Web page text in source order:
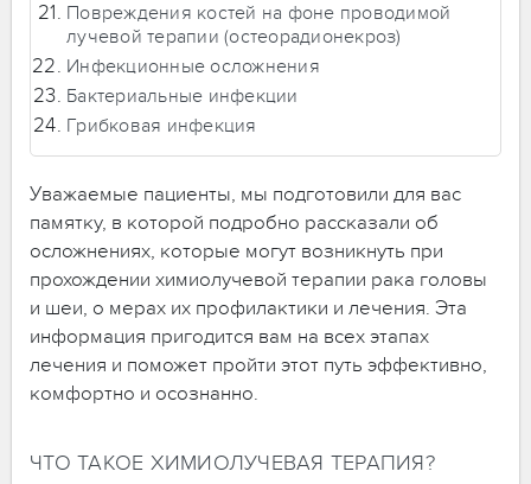
Повреждения костей на фоне проводимой
лучевой терапии (остеорадионекроз)
Инфекционные осложнения
Бактериальные инфекции
Грибковая инфекция
Уважаемые пациенты, мы подготовили для вас
памятку, в которой подробно рассказали об
осложнениях, которые могут возникнуть при
прохождении химиолучевой терапии рака головы
и шеи, о мерах их профилактики и лечения. Эта
информация пригодится вам на всех этапах
лечения и поможет пройти этот путь эффективно,
комфортно и осознанно.
ЧТО ТАКОЕ ХИМИОЛУЧЕВАЯ ТЕРАПИЯ?